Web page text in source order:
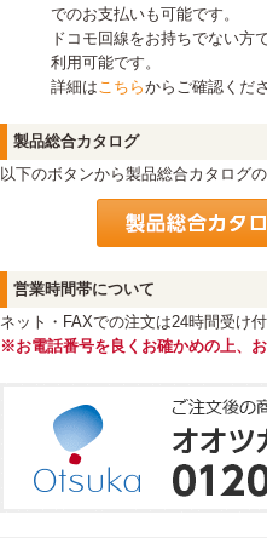
でのお支払いも可能です。
ドコモ回線をお持ちでない方
利用可能です。
詳細はこちらからご確認くださ
製品総合カタログ
以下のボタンから製品総合カタログ
営業時間帯について
ネット・FAXでの注文は24時間受け
※お電話番号を良くお確かめの上、